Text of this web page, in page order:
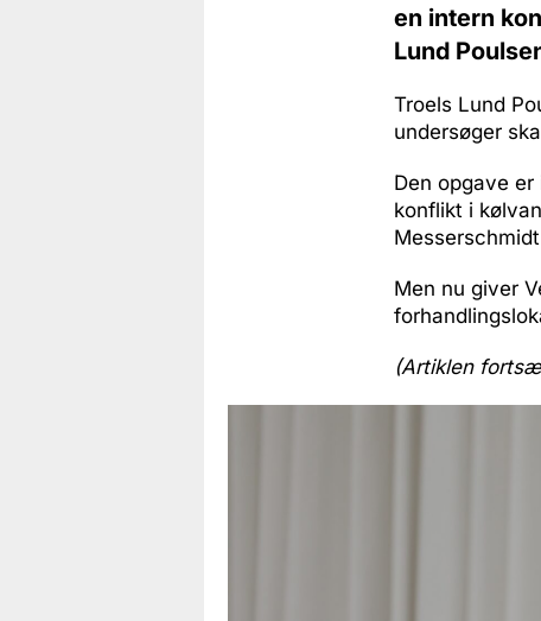
en intern
Lund
Troels Lund
undersøger
Den opgave
konflikt i
Men nu giver
(Artiklen